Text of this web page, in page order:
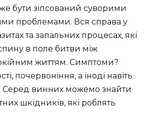
бути зіпсований суворими
проблемами. Вся справа у
та запальних процесах, які
в поле битви між
життям. Симптоми?
почервоніння, а іноді навіть
Серед винних можемо знайти
шкідників, які роблять